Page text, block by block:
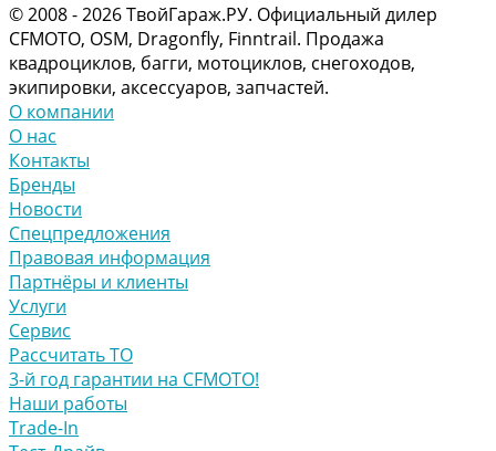
© 2008 - 2026 ТвойГараж.РУ. Официальный дилер
CFMOTO, OSM, Dragonfly, Finntrail. Продажа
квадроциклов, багги, мотоциклов, снегоходов,
экипировки, аксессуаров, запчастей.
О компании
О нас
Контакты
Бренды
Новости
Спецпредложения
Правовая информация
Партнёры и клиенты
Услуги
Сервис
Рассчитать ТО
3-й год гарантии на CFMOTO!
Наши работы
Trade-In